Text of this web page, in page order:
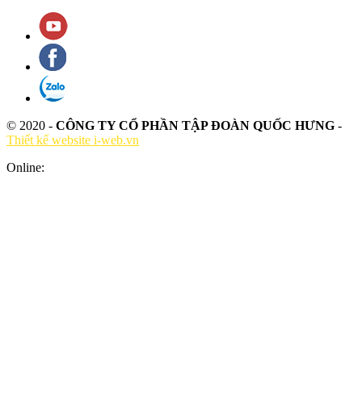
© 2020 - CÔNG TY CỔ PHẦN TẬP ĐOÀN QUỐC HƯNG -
Thiết kế website i-web.vn
Online: